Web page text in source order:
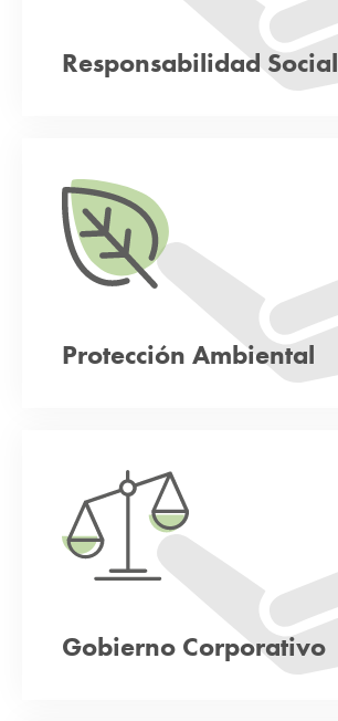
Responsabilidad Social
Protección Ambiental
Gobierno Corporativo